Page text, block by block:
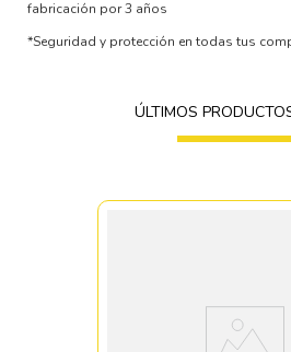
fabricación por 3 años
*Seguridad y protección en todas tus
ÚLTIMOS